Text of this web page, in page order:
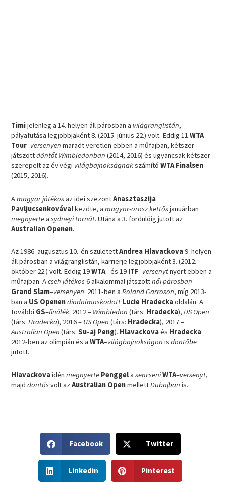
Timijelenleg a 14. helyen áll párosban a világranglistán,
pályafutása legjobbjaként 8. (2015. június 22.) volt. Eddig 11WTA
Tour–versenyen maradt veretlen ebben a műfajban, kétszer
játszottdöntőt Wimbledonban (2014, 2016) és ugyancsak kétszer
szerepelt az év végi világbajnokságnakszámítóWTA Finalsen
(2015, 2016).
Amagyar játékosaz idei szezontAnasztaszija
Pavljucsenkovávalkezdte, amagyar-orosz kettősjanuárban
megnyerteasydneyi tornát. Utána a 3. fordulóig jutott az
Australian Openen.
Az 1986. augusztus 10.-én születettAndrea Hlavackova9. helyen
áll párosban a világranglistán, karrierje legjobbjaként 3. (2012.
október 22.) volt. Eddig 19WTA– és 19 ITF–versenytnyert ebben a
műfajban. Acseh játékos6 alkalommal játszottnői párosban
Grand Slam–versenyen: 2011-ben aRoland Garroson, míg 2013-
ban a US Openendiadalmaskodott Lucie Hradeckaoldalán. A
további GS–finálék: 2012 – Wimbledon (társ: Hradecka), US Open
(társ:Hradecka), 2016 – US Open (társ: Hradecka), 2017 –
Australian Open (társ:Su-aj Peng). Hlavackovaés Hradecka
2012-ben az olimpián és aWTA–világbajnokságon isdöntőbe
jutott.
Hlavackovaidénmegnyerte PenggelasencseniWTA–versenyt,
majddöntősvolt azAustralian OpenmellettDubajban is.
h
r
Facebook
h
Twitter
h
Linkedin
h
Pinterest